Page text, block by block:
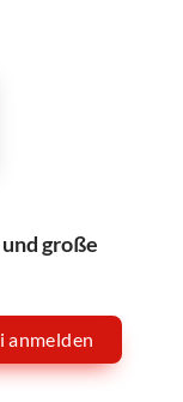
große
anmelden